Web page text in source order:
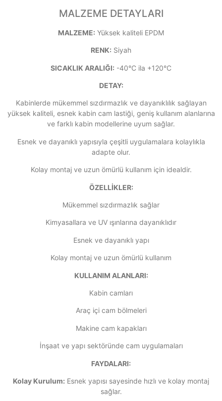
MALZEME DETAYLARI
MALZEME: Yüksek kaliteli EPDM
RENK: Siyah
SICAKLIK ARALIĞI: -40°C ila +120°C
DETAY:
Kabinlerde mükemmel sızdırmazlık ve dayanıklılık sağlayan
yüksek kaliteli, esnek kabin cam lastiği, geniş kullanım alanlarına
ve farklı kabin modellerine uyum sağlar.
Esnek ve dayanıklı yapısıyla çeşitli uygulamalara kolaylıkla
adapte olur.
Kolay montaj ve uzun ömürlü kullanım için idealdir.
ÖZELLİKLER:
Mükemmel sızdırmazlık sağlar
Kimyasallara ve UV ışınlarına dayanıklıdır
Esnek ve dayanıklı yapı
Kolay montaj ve uzun ömürlü kullanım
KULLANIM ALANLARI:
Kabin camları
Araç içi cam bölmeleri
Makine cam kapakları
İnşaat ve yapı sektöründe cam uygulamaları
FAYDALARI:
Kolay Kurulum: Esnek yapısı sayesinde hızlı ve kolay montaj
sağlar.